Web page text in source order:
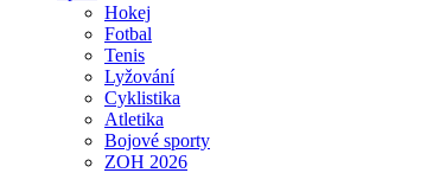
Hokej
Fotbal
Tenis
Lyžování
Cyklistika
Atletika
Bojové sporty
ZOH 2026